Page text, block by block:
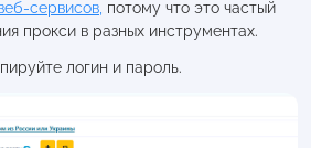
сервисов, потому что это частый
прокси в разных инструментах.
логин и пароль.